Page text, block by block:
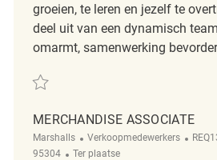
groeien, te leren en jezelf te
deel uit van een dynamisch
omarmt, samenwerking
Redden Merchandise Associate
MERCHANDISE ASSOCIATE
Marshalls Categorie
Verkoopmedewerkers ReqId
95304
Afgelegen
Ter plaatse